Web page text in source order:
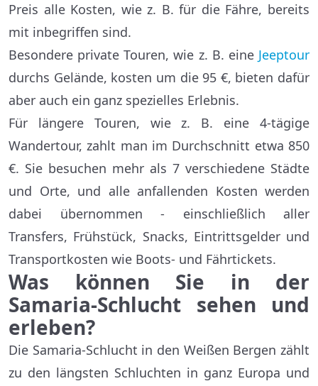
Preis alle Kosten, wie z. B. für die Fähre, bereits
mit inbegriffen sind.
Besondere private Touren, wie z. B. eine Jeeptour
durchs Gelände, kosten um die 95 €, bieten dafür
aber auch ein ganz spezielles Erlebnis.
Für längere Touren, wie z. B. eine 4-tägige
Wandertour, zahlt man im Durchschnitt etwa 850
€. Sie besuchen mehr als 7 verschiedene Städte
und Orte, und alle anfallenden Kosten werden
dabei übernommen - einschließlich aller
Transfers, Frühstück, Snacks, Eintrittsgelder und
Transportkosten wie Boots- und Fährtickets.
Was können Sie in der
Samaria-Schlucht sehen und
erleben?
Die Samaria-Schlucht in den Weißen Bergen zählt
zu den längsten Schluchten in ganz Europa und